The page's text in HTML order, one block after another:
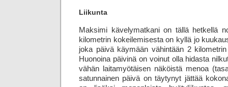
Liikunta
Maksimi kävelymatkani on tällä hetkellä
kilo­metrin kokeilemisesta on kyllä jo
joka päivä käymään vähintään 2
Huonoina päivinä on voinut olla hidasta
vähän laitamyötäisen näköistä menoa
satunnainen päivä on täytynyt jättää